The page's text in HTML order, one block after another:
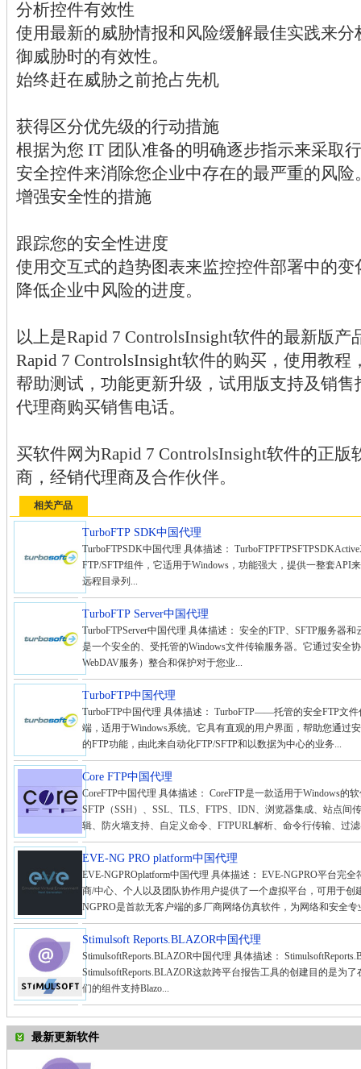
分析控件有效性
使用最新的威胁情报和风险缓解最佳实践来
御威胁时的有效性。
始终赶在威胁之前抢占先机
获得区分优先级的行动措施
根据为您 IT 团队准备的明确逐步指示来采取
安全控件来消除您企业中存在的最严重的风险
增强安全性的措施
跟踪您的安全性进度
使用交互式的趋势图表来监控控件部署中的
降低企业中风险的进度。
以上是Rapid 7 ControlsInsight软件的最新版
Rapid 7 ControlsInsight软件的购买，使用教
帮助测试，功能更新升级，试用版支持及销
代理商购买销售电话。
买软件网为Rapid 7 ControlsInsight软件的正
商，经销代理商及合作伙伴。
相关产品
TurboFTP SDK中国代理
TurboFTPSDK中国代理 具体描述：
FTP/SFTP组件，它适用于Windows，功能强大，提供一整套API
远程目录列...
TurboFTP Server中国代理
TurboFTPServer中国代理 具体描述： 安全的FTP、SFTP服务器
是一个安全的、受托管的Windows文件传输服务器。它通过安全
WebDAV服务）整合和保护对于您业...
TurboFTP中国代理
TurboFTP中国代理 具体描述： TurboFTP——托管的安全FTP文
端，适用于Windows系统。它具有直观的用户界面，帮助您通过
的FTP功能，由此来自动化FTP/SFTP和以数据为中心的业务...
Core FTP中国代理
CoreFTP中国代理 具体描述： CoreFTP是一款适用于Windows的
SFTP（SSH）、SSL、TLS、FTPS、IDN、浏览器集成、站点
辑、防火墙支持、自定义命令、FTPURL解析、命令行传输、过
EVE-NG PRO platform中国代理
EVE-NGPROplatform中国代理 具体描述： EVE-NGPRO平台完
商/中心、个人以及团队协作用户提供了一个虚拟平台，可用于
NGPRO是首款无客户端的多厂商网络仿真软件，为网络和安全
Stimulsoft Reports.BLAZOR中国代理
StimulsoftReports.BLAZOR中国代理 具体描述：
StimulsoftReports.BLAZOR这款跨平台报告工具的创建目的是为
们的组件支持Blazo...
最新更新软件